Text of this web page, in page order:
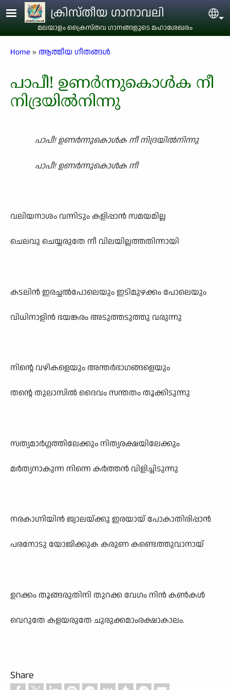
Skip to main contentക്രിസ്തീയ ഗാനാവലി
മലയാളം ക്രൈസ്തവ ഗാനങ്ങളുടെ മഹാശേഖരം
Breadcrumb
Home ആത്മീയ ഗീതങ്ങൾ
പാപീ! ഉണർന്നുകൊൾക നീ
നിദ്രയിൽനിന്നു
പാപീ! ഉണർന്നുകൊൾക നീ നിദ്രയിൽനിന്നു
പാപീ! ഉണർന്നുകൊൾക നീ
വലിയനാശം വന്നിടും കളിപ്പാൻ സമയമില്ല
ചെലവു ചെയ്യരുതേ നീ വിലയില്ലത്തതിന്നായി
കടലിൻ ഇരച്ചൽപോലെയും ഇടിമുഴക്കം പോലെയും
വിധിനാളിൻ ഭയങ്കരം അടുത്തടുത്തു വരുന്നു
നിന്റെ വഴികളെയും അന്തർഭാഗങ്ങളെയും
തന്റെ തുലാസിൽ ദൈവം സന്തതം തൂക്കിടുന്നു
സത്യമാർഗ്ഗത്തിലേക്കും നിത്യരക്ഷയിലേക്കും
മർത്യനാകുന്ന നിന്നെ കർത്തൻ വിളിച്ചിടുന്നു
നരകാഗ്നിയിൻ ജ്വാലയ്ക്കു ഇരയായ് പോകാതിരിപ്പാൻ
പരനോടു യോജിക്കുക കരുണ കണ്ടെത്തുവാനായ്
ഉറക്കം തൂങ്ങരുതിനി തുറക്ക വേഗം നിൻ കൺകൾ
വെറുതേ കളയരുതേ ചുരുക്കമാംരക്ഷാകാലം.
Share